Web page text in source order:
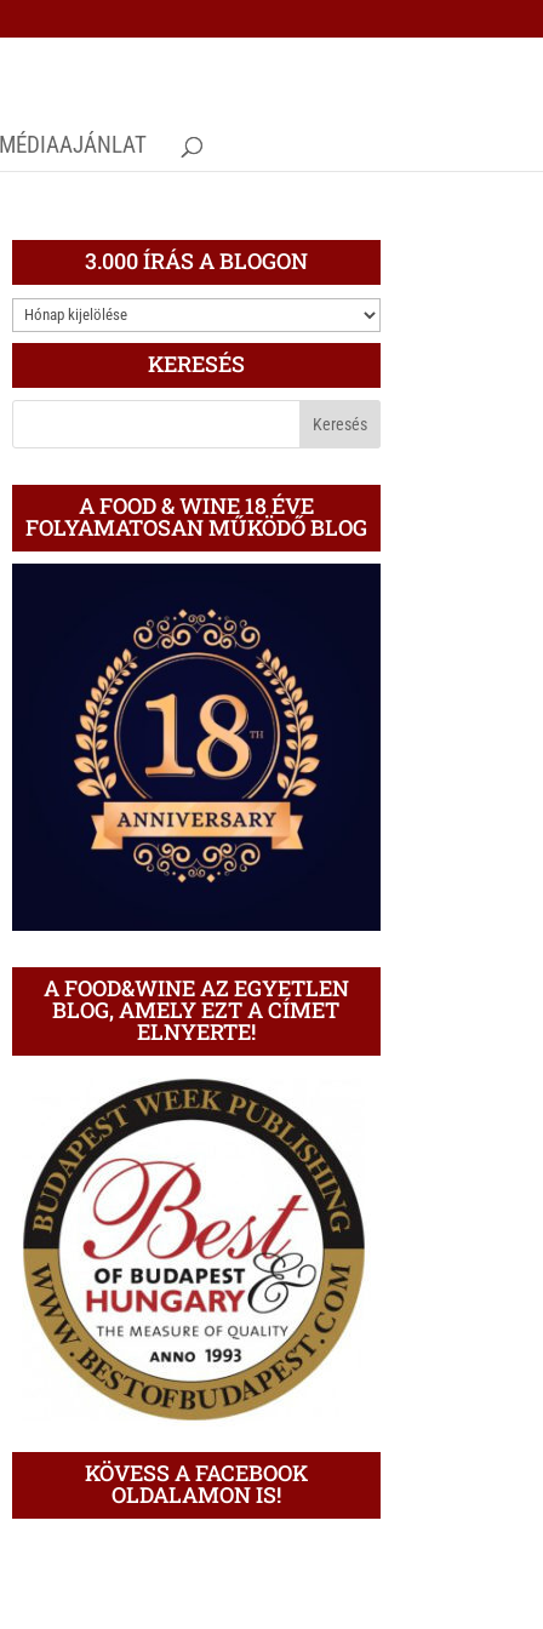
MÉDIAAJÁNLAT
3.000 ÍRÁS A BLOGON
3.000
ÍRÁS
BLOGON
KERESÉS
A FOOD & WINE 18 ÉVE
FOLYAMATOSAN MŰKÖDŐ BLOG
A FOOD&WINE AZ EGYETLEN
BLOG, AMELY EZT A CÍMET
ELNYERTE!
KÖVESS A FACEBOOK
OLDALAMON IS!